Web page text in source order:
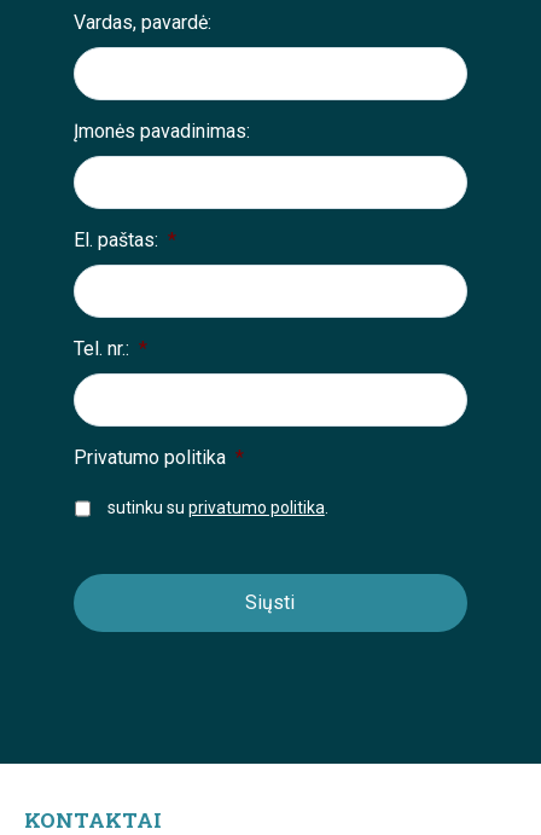
Vardas, pavardė:
Įmonės pavadinimas:
El. paštas: *
Tel. nr.: *
Privatumo politika *
sutinku su privatumo politika
KONTAKTAI